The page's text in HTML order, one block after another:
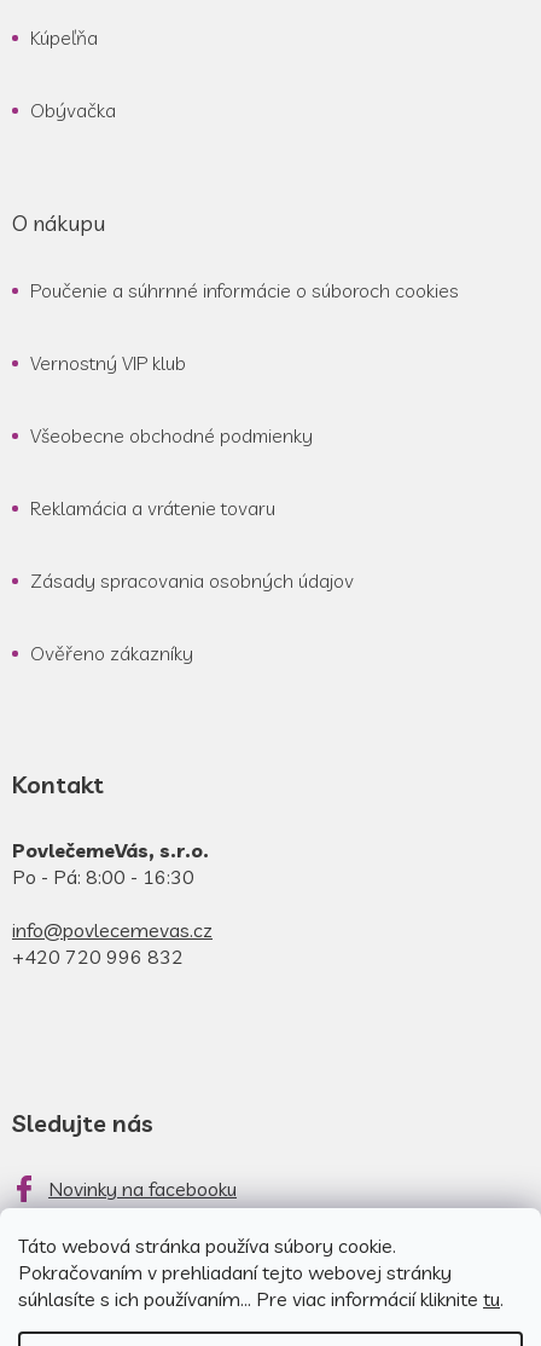
Táto webová stránka používa súbory cookie.
Pokračovaním v prehliadaní tejto webovej stránky
súhlasíte s ich používaním... Pre viac informácií kliknite tu.
Kúpeľňa
Obývačka
O nákupu
Poučenie a súhrnné informácie o súboroch cookies
Vernostný VIP klub
Všeobecne obchodné podmienky
Reklamácia a vrátenie tovaru
Zásady spracovania osobných údajov
Ověřeno zákazníky
Kontakt
PovlečemeVás, s.r.o.
Po - Pá: 8:00 - 16:30
info@povlecemevas.cz
+420 720 996 832
Sledujte nás
Novinky na facebooku
Novinky na instagrame